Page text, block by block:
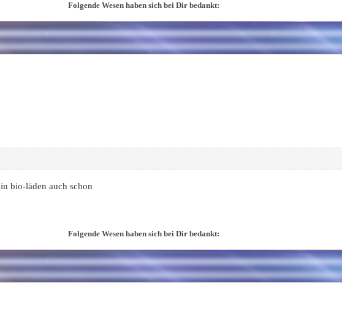
Folgende Wesen haben sich bei Dir bedankt:
bio-läden auch schon
Folgende Wesen haben sich bei Dir bedankt: